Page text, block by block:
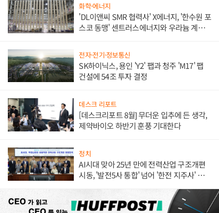
화학·에너지
'DL이앤씨 SMR 협력사' X에너지, '한수원 포
스코 동맹' 센트러스에너지와 우라늄 계약
전자·전기·정보통신
SK하이닉스, 용인 'Y2' 팹과 청주 'M17' 팹
건설에 54조 투자 결정
데스크 리포트
[데스크리포트 8월] 무더운 입추에 든 생각,
제약바이오 하반기 훈풍 기대한다
정치
AI시대 맞아 25년 만에 전력산업 구조개편
시동, '발전5사 통합' 넘어 '한전 지주사' 재편